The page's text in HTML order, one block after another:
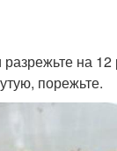
разрежьте на
порежьте.